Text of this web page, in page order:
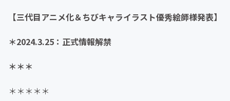
【三代目アニメ化＆ちびキャライラスト優秀絵師様発表】
＊2024.3.25：正式情報解禁
＊＊＊
＊＊＊＊＊